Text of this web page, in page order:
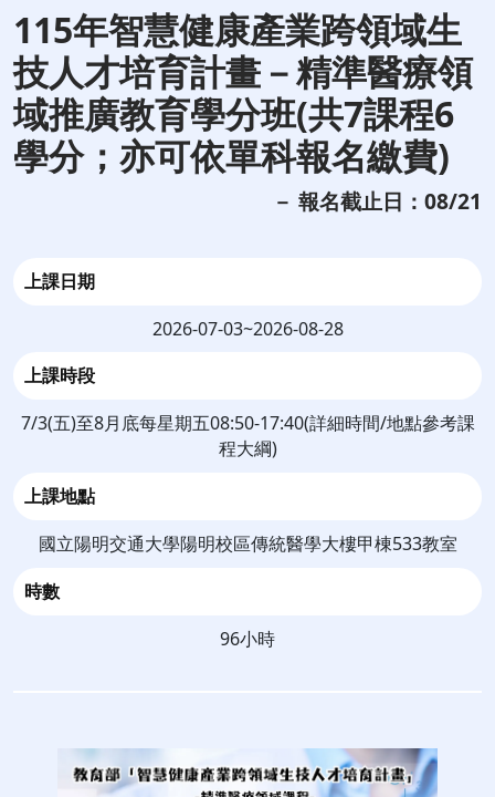
115年智慧健康產業跨領域生
技人才培育計畫－精準醫療領
域推廣教育學分班(共7課程6
學分；亦可依單科報名繳費)
－ 報名截止日：08/21
上課日期
2026-07-03~2026-08-28
上課時段
7/3(五)至8月底每星期五08:50-17:40(詳細時間/地點參考課
程大綱)
上課地點
國立陽明交通大學陽明校區傳統醫學大樓甲棟533教室
時數
96小時